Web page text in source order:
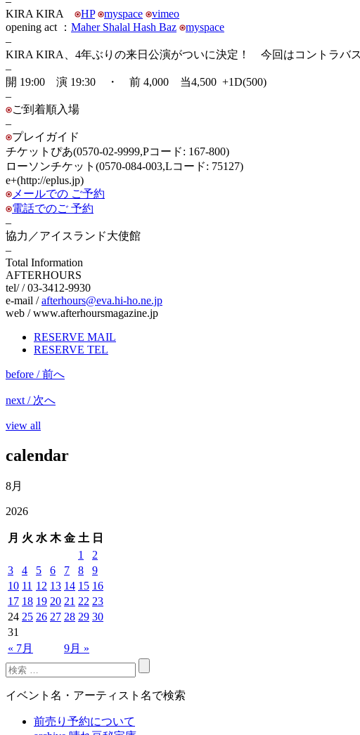
KIRA KIRA
HP myspace
vimeo
opening act ： Maher Shalal Hash Baz
myspace
–
KIRA KIRA、4年ぶりの来日公演がついに決定！ 今回はコントラバ
–
開 19:00 演 19:30 ・ 前 4,000 当4,500 +1D(500)
–
ご到着順入場
–
プレイガイド
チケットぴあ(0570-02-9999,Pコード: 167-800)
ローソンチケット(0570-084-003,Lコード: 75127)
e+(http://eplus.jp)
メールでの ご予約
電話でのご 予約
–
協力／アイスランド大使館
–
Total Information
AFTERHOURS
tel/ / 03-3412-9930
e-mail /afterhours@eva.hi-ho.ne.jp
web / www.afterhoursmagazine.jp
RESERVE MAIL
RESERVE TEL
before / 前へ
next / 次へ
view all
calendar
8月
2026
月 火 水 木 金 土 日
« 7月 9月 »
1
2
3
4 5 6 7 8
9
10 11 12 13 14 15 16
17 18 19 20 21 22 23
24 25 26 27 28 29 30
31
イベント名・アーティスト名で検索
前売り予約について